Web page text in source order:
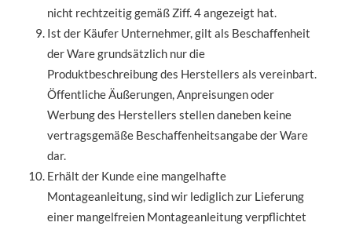
nicht rechtzeitig gemäß Ziff. 4 angezeigt hat.
Ist der Käufer Unternehmer, gilt als Beschaffenheit
der Ware grundsätzlich nur die
Produktbeschreibung des Herstellers als vereinbart.
Öffentliche Äußerungen, Anpreisungen oder
Werbung des Herstellers stellen daneben keine
vertragsgemäße Beschaffenheitsangabe der Ware
dar.
Erhält der Kunde eine mangelhafte
Montageanleitung, sind wir lediglich zur Lieferung
einer mangelfreien Montageanleitung verpflichtet